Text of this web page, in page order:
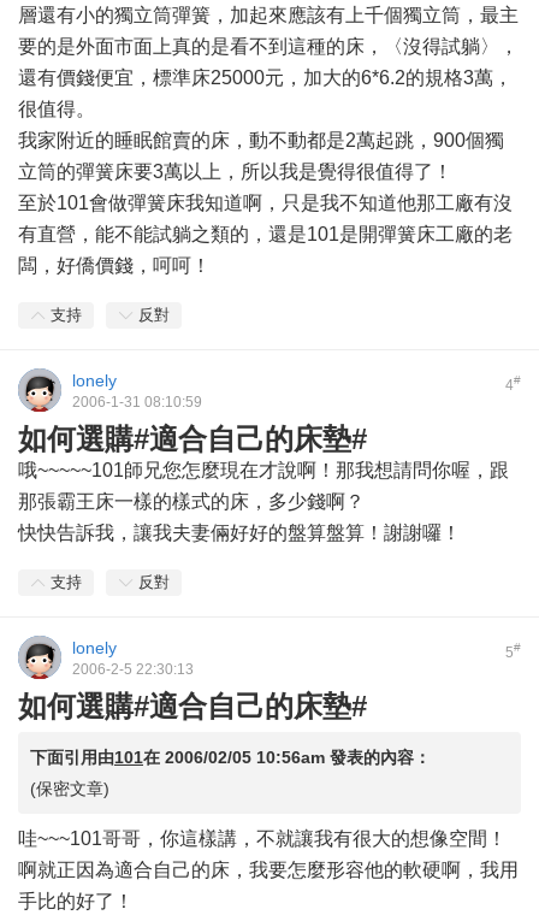
層還有小的獨立筒彈簧，加起來應該有上千個獨立筒，最主
要的是外面市面上真的是看不到這種的床，〈沒得試躺〉，
還有價錢便宜，標準床25000元，加大的6*6.2的規格3萬，
很值得。
我家附近的睡眠館賣的床，動不動都是2萬起跳，900個獨
立筒的彈簧床要3萬以上，所以我是覺得很值得了！
至於101會做彈簧床我知道啊，只是我不知道他那工廠有沒
有直營，能不能試躺之類的，還是101是開彈簧床工廠的老
闆，好僑價錢，呵呵！
支持 反對
4#
lonely
2006-1-31 08:10:59
如何選購#適合自己的床墊#
哦~~~~~101師兄您怎麼現在才說啊！那我想請問你喔，跟
那張霸王床一樣的樣式的床，多少錢啊？
快快告訴我，讓我夫妻倆好好的盤算盤算！謝謝囉！
支持 反對
5#
lonely
2006-2-5 22:30:13
如何選購#適合自己的床墊#
下面引用由101在 2006/02/05 10:56am 發表的內容：
(保密文章)
哇~~~101哥哥，你這樣講，不就讓我有很大的想像空間！
啊就正因為適合自己的床，我要怎麼形容他的軟硬啊，我用
手比的好了！